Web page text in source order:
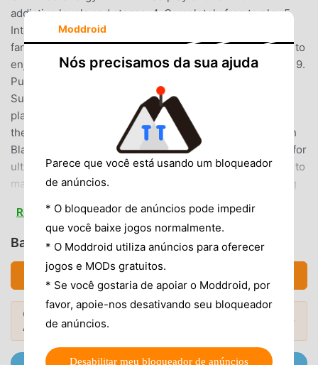
addictive levels and stages. 4. Completely free to play 5.
Internet connection not required 6. Juicy graphics and
fantastic effect! 7. Easy and fun game for kids and elders to
enjoy 8. Relaxing blast puzzle with enjoyable challenges 9.
Puzzle helps to train your brain for critical thinking10.
Supporting 17 languages in all tablet devices!💚How to
play💚: Each level has its own mission for you to unlock
the next level Blast 2 -4 identical colored blocks to crush
Blast 5 - 8 blocks to create special blast Blast 9 or more for
ultimate Hello Candy Blast !! Try out your own strategies to
make explosive blast Use free boost items in challenging
modeWelcome to Hello Candy Blast , a world where Hello
Candy and you can enjoy forever! This game supports '한
국어', 'Indonesian', 'Bahasa malay', 'English', '日本語', '中文简
体', '中文繁體', 'Deutsch', 'français', 'Español', 'ไทย', 'Русский',
'Arabic', 'Portuguese(Brazil)', 'Turkish', 'Italian'.This game is
acceptable for purchasing the items partially. When
purchasing the items, the additional costs could be
occurred and limited Consumer Right of Defense
according to the item types.Official Site: http://superbox.kr
Facebook: https://www.facebook.com/superbox01Twitter:
Read more
Baixar Hello Candy Blast (MOD, Auto win)
Baixar APK (167.83MB)
Quer descobrir mais? Confira os
APKs mais populares
Mods Populares →
Junte-se a @MODDROID.CO no canal do Telegram.
Moddroid
Nós precisamos da sua ajuda
Parece que você está usando um bloqueador
de anúncios.
* O bloqueador de anúncios pode impedir
que você baixe jogos normalmente.
* O Moddroid utiliza anúncios para oferecer
jogos e MODs gratuitos.
* Se você gostaria de apoiar o Moddroid, por
favor, apoie-nos desativando seu bloqueador
de anúncios.
Desabilitar meu bloqueador de anúncios